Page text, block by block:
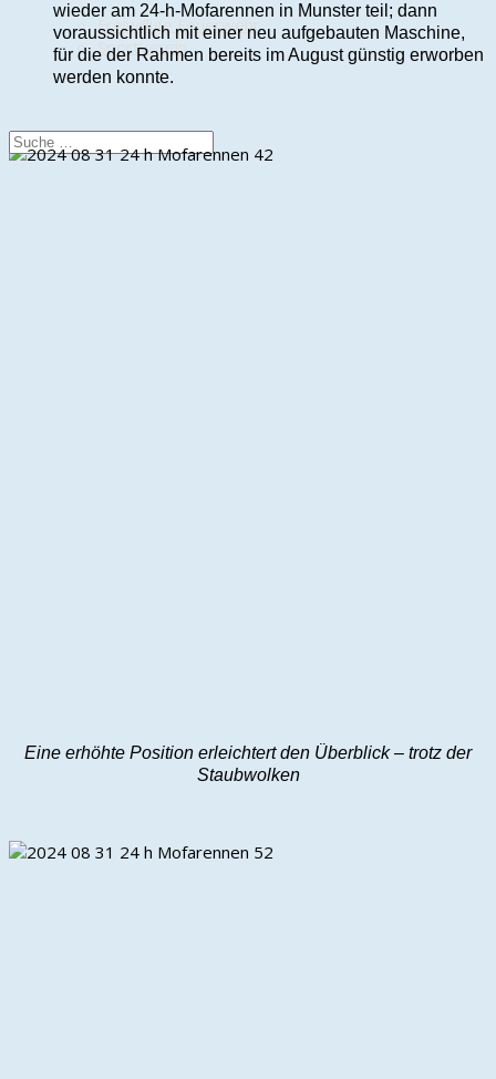
Freiwillige Feuerwehr
Sportverein
wieder am 24-h-Mofarennen in Munster teil; dann
voraussichtlich mit einer neu aufgebauten Maschine,
für die der Rahmen bereits im August günstig erworben
werden konnte.
Eine erhöhte Position erleichtert den Überblick – trotz der
Staubwolken